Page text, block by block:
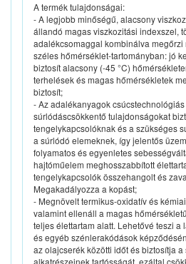
A termék tulajdonságai:
- A legjobb minőségű, alacsony
állandó magas viszkozitási indexszel,
adalékcsomaggal kombinálva
széles hőmérséklet-tartományban: jó
biztosít alacsony (-45 °C)
terhelések és magas hőmérsékletek
biztosít;
- Az adalékanyagok
súrlódáscsökkentő tulajdonságokat
tengelykapcsolóknak és a szükséges
a súrlódó elemeknek, így jelentős
folyamatos és egyenletes
hajtóműelem meghosszabbított
tengelykapcsolók összehangolt és
Megakadályozza a kopást;
- Megnövelt termikus-oxidatív és
valamint ellenáll a magas
teljes élettartam alatt. Lehetővé teszi a
és egyéb szénlerakódások
az olajcserék közötti időt és biztosítja